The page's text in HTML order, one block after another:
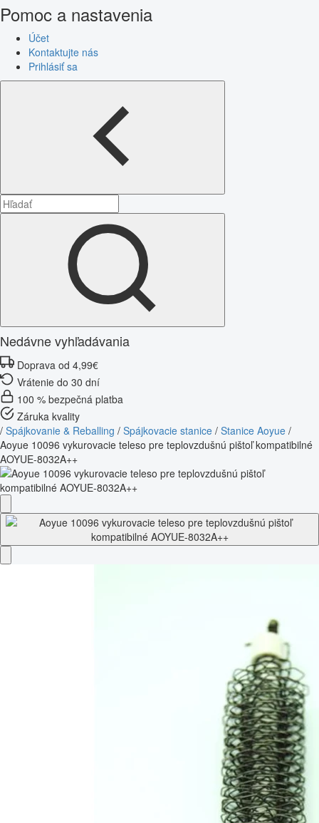
Pomoc a nastavenia
Účet
Kontaktujte nás
Prihlásiť sa
Nedávne vyhľadávania
Doprava od 4,99€
Vrátenie do 30 dní
100 % bezpečná platba
Záruka kvality
/ Spájkovanie & Reballing / Spájkovacie stanice / Stanice Aoyue /
Aoyue 10096 vykurovacie teleso pre teplovzdušnú pištoľ kompatibilné
AOYUE-8032A++